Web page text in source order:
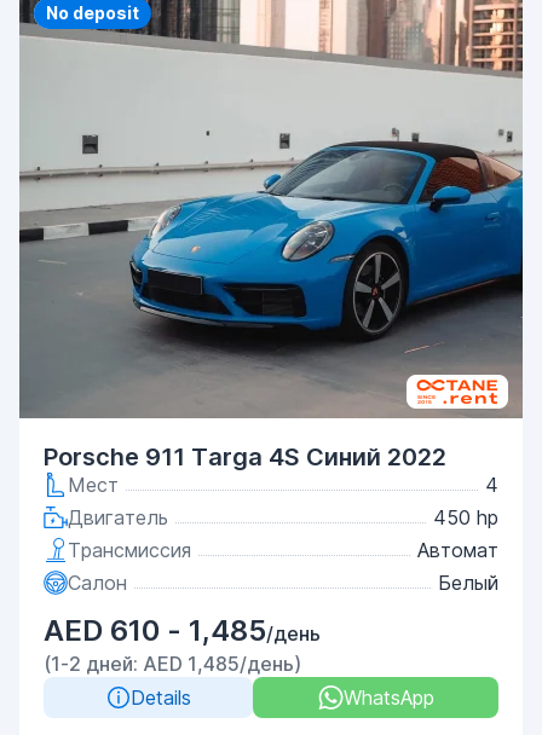
Priority
No deposit
Porsche 911 Targa 4S Синий 2022
Мест
4
Двигатель
450 hp
Трансмиссия
Автомат
Салон
Белый
AED 610 - 1,485/день
(1-2 дней: AED 1,485/день)
Details
WhatsApp